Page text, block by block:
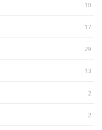
10
17
29
13
2
2